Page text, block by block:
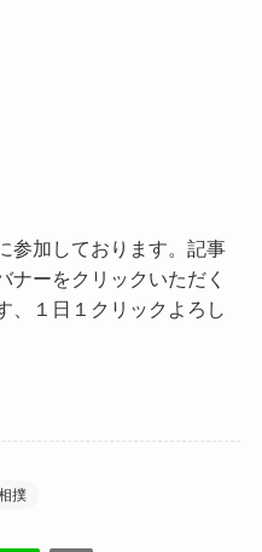
参加しております。記事
ナーをクリックいただく
、１日１クリックよろし
撲